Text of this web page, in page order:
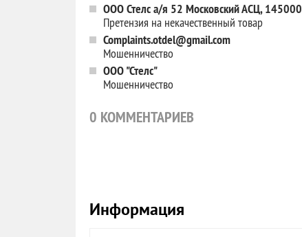
ООО Стелс а/я 52 Московский АСЦ, 145000
Претензия на некачественный товар
Complaints.otdel@gmail.com
Мошенничество
ООО "Стелс"
Мошенничество
0 КОММЕНТАРИЕВ
Информация